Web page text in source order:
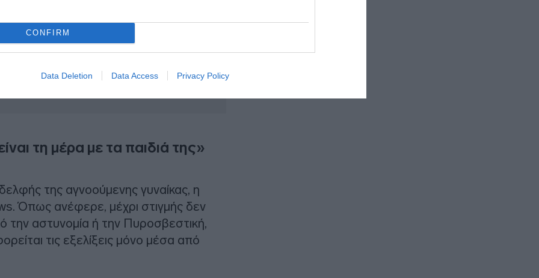
CONFIRM
Data Deletion Data Access Privacy Policy
τη μέρα με τα παιδιά της»
της αγνοούμενης γυναίκας, η
Όπως ανέφερε, μέχρι στιγμής δεν
την αστυνομία ή την Πυροσβεστική,
τις εξελίξεις μόνο μέσα από